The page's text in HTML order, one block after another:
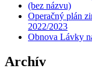
(bez názvu)
Operačný plán
2022/2023
Obnova Lávky
Archív